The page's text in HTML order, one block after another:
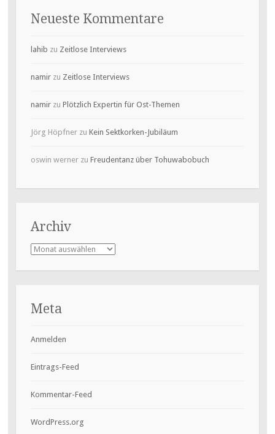
Neueste Kommentare
lahib zu Zeitlose Interviews
namirzu Zeitlose Interviews
namirzu Plötzlich Expertin für Ost-Themen
Jörg Höpfnerzu Kein Sektkorken-Jubiläum
oswin wernerzu Freudentanz über Tohuwabobuch
Archiv
Archiv
Meta
Anmelden
Eintrags-Feed
Kommentar-Feed
WordPress.org